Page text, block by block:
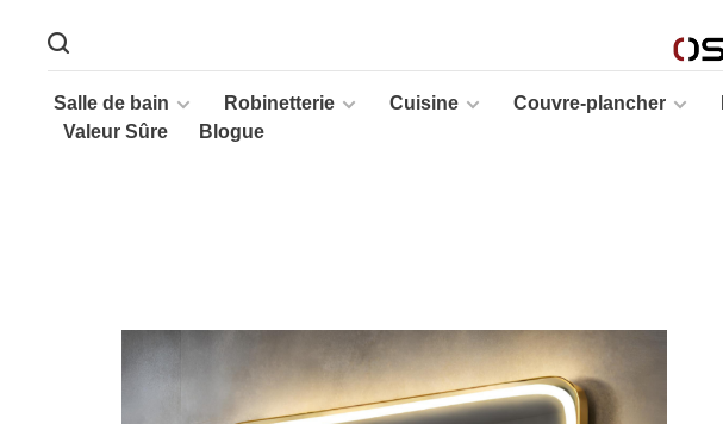
Salle de bain Robinetterie Cuisine Couvre-plancher
Valeur Sûre
Blogue